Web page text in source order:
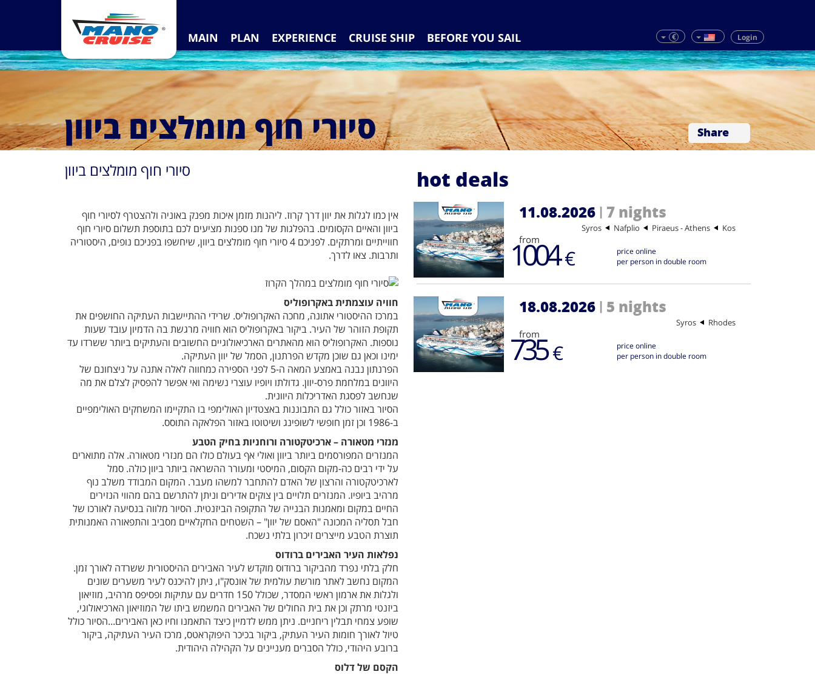
MAIN PLAN EXPERIENCE CRUISE SHIP BEFORE YOU SAIL € Login
סיורי חוף מומלצים ביוון Share
סיורי חוף מומלצים ביוון
אין כמו לגלות את יוון דרך קרוז. ליהנות מזמן איכות מפנק באוניה ולהצטרף לסיורי חוף
ביוון והאיים הקסומים. בהפלגות של מנו ספנות מציעים לכם בתוספת תשלום סיורי חוף
חווייתיים ומרתקים. לפניכם 4 סיורי חוף מומלצים ביוון, שיחשפו בפניכם נופים, היסטוריה
ותרבות. צאו לדרך.
חוויה עוצמתית באקרופוליס
במרכז ההיסטורי אתונה, מחכה האקרופוליס. שרידי ההתיישבות העתיקה החושפים את
תקופת הזוהר של העיר. ביקור באקרופוליס הוא חוויה מרגשת בה הדמיון עובד שעות
נוספות. האקרופוליס הוא מהאתרים הארכיאולוגיים החשובים והעתיקים ביותר ששרדו עד
ימינו וכאן גם שוכן מקדש הפרתנון, הסמל של יוון העתיקה.
הפרנתון נבנה באמצע המאה ה-5 לפני הספירה כמחווה לאלה אתנה על ניצחונם של
היוונים במלחמת פרס-יוון. גדולתו ויופיו עוצרי נשימה ואי אפשר להפסיק לצלם את מה
שנחשב לפסגת האדריכלות היוונית.
הסיור באזור כולל גם התבוננות באצטדיון האולימפי בו התקיימו המשחקים האולימפיים
ב-1986 וכן זמן חופשי לשופינג ושיטוטו באזור הפלאקה התוסס.
מנזרי מטאורה – ארכיטקטורה ורוחניות בחיק הטבע
המנזרים המפורסמים ביותר ביוון ואולי אף בעולם כולו הם מנזרי מטאורה. אלה מתוארים
על ידי רבים כה-מקום הקסום, המיסטי ומעורר ההשראה ביותר ביוון כולה. סמל
לארכיטקטורה והרצון של האדם להתחבר למשהו מעבר. המקום המבודד משלב נוף
מרהיב ביופיו. המנזרים תלויים בין צוקים אדירים וניתן להתרשם בהם מהווי הנזירים
החיים במקום ומאמנות הבנייה של התקופה הביזנטית. הסיור מלווה בנסיעה לאורכו של
חבל תסליה המכונה "האסם של יוון" – השטחים החקלאיים מסביב והתפאורה האמנותית
תוצרת הטבע מייצרים זיכרון בלתי נשכח.
נפלאות העיר האבירים ברודוס
חלק בלתי נפרד מהביקור ברודוס מוקדש לעיר האבירים ההיסטורית ששרדה לאורך זמן.
המקום נחשב לאתר מורשת עולמית של אונסק"ו, ניתן להיכנס לעיר משערים שונים
ולגלות את ארמון ראשי המסדר, שכולל 150 חדרים עם עתיקות ופסיפס מרהיב, מוזיאון
ביזנטי מרתק וכן את בית החולים של האבירים המשמש ביתו של המוזיאון הארכיאולוגי,
שופע צמחי תבלין ריחניים. ניתן ממש לדמיין כיצד התאמנו וחיו כאן האבירים...הסיור כולל
טיול לאורך חומות העיר העתיק, ביקור בכיכר היפוקראטס, מרכז העיר העתיקה, ביקור
ברובע היהודי, כולל הסברים מעניינים על הקהילה היהודית.
הקסם של דלוס
hot deals
11.08.2026 | 7 nights
Kos
Piraeus - Athens
Nafplio
Syros
from
1004€
price online
per person in double room
18.08.2026 | 5 nights
Rhodes
Syros
from
735€
price online
per person in double room